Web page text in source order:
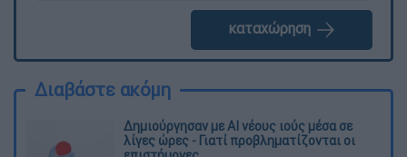
καταχώρηση
Διαβάστε ακόμη
Δημιούργησαν με AI νέους ιούς μέσα σε
λίγες ώρες - Γιατί προβληματίζονται οι